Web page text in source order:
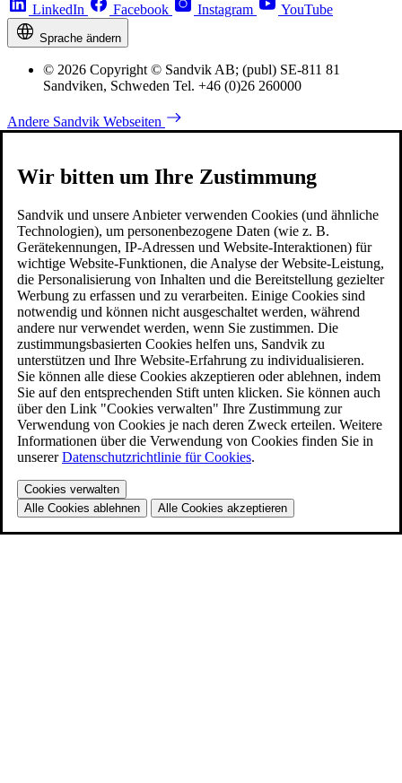
LinkedIn Facebook Instagram YouTube
Sprache ändern
© 2026 Copyright © Sandvik AB; (publ) SE-811 81
Sandviken, Schweden Tel. +46 (0)26 260000
Andere Sandvik Webseiten
Wir bitten um Ihre Zustimmung
Sandvik und unsere Anbieter verwenden Cookies (und ähnliche
Technologien), um personenbezogene Daten (wie z. B.
Gerätekennungen, IP-Adressen und Website-Interaktionen) für
wichtige Website-Funktionen, die Analyse der Website-Leistung,
die Personalisierung von Inhalten und die Bereitstellung gezielter
Werbung zu erfassen und zu verarbeiten. Einige Cookies sind
notwendig und können nicht ausgeschaltet werden, während
andere nur verwendet werden, wenn Sie zustimmen. Die
zustimmungsbasierten Cookies helfen uns, Sandvik zu
unterstützen und Ihre Website-Erfahrung zu individualisieren.
Sie können alle diese Cookies akzeptieren oder ablehnen, indem
Sie auf den entsprechenden Stift unten klicken. Sie können auch
über den Link "Cookies verwalten" Ihre Zustimmung zur
Verwendung von Cookies je nach deren Zweck erteilen. Weitere
Informationen über die Verwendung von Cookies finden Sie in
unsererDatenschutzrichtlinie für Cookies.
Cookies verwalten
Alle Cookies ablehnen
Alle Cookies akzeptieren